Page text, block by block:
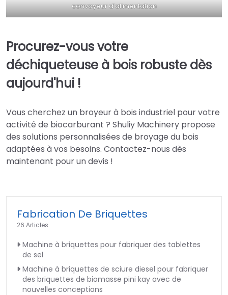
convoyeur d’alimentation
Procurez-vous votre
déchiqueteuse à bois robuste dès
aujourd'hui !
Vous cherchez un broyeur à bois industriel pour votre
activité de biocarburant ? Shuliy Machinery propose
des solutions personnalisées de broyage du bois
adaptées à vos besoins. Contactez-nous dès
maintenant pour un devis !
Fabrication De Briquettes
26 Articles
Machine à briquettes pour fabriquer des tablettes
de sel
Machine à briquettes de sciure diesel pour fabriquer
des briquettes de biomasse pini kay avec de
nouvelles conceptions